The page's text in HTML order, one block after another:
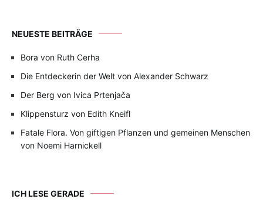
NEUESTE BEITRÄGE
Bora von Ruth Cerha
Die Entdeckerin der Welt von Alexander Schwarz
Der Berg von Ivica Prtenjača
Klippensturz von Edith Kneifl
Fatale Flora. Von giftigen Pflanzen und gemeinen Menschen
von Noemi Harnickell
ICH LESE GERADE